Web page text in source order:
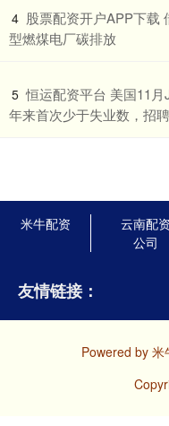
4 股票配资开户APP下载
型燃煤电厂碳排放
5 恒运配资平台 美国11
年来首次少于失业数，招
米牛配资
云南配资
公司
友情链接：
Powered by 米